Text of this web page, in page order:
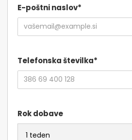
E-poštni naslov*
Telefonska številka*
Rok dobave